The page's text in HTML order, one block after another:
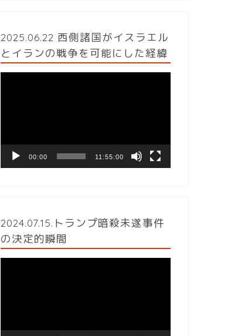
2025.06.22 西側諸国がイスラエル
とイランの戦争を可能にした経緯
ヤ
00:00 11:55:00
2024.07.15.トランプ暗殺未遂事件
の決定的瞬間
ヤ